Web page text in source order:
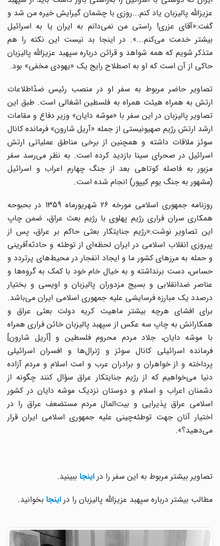
عزیز‌الله پالیزبان یاد کنم...روزی با چشمان گیرایش خیره من شد و
گفت:«آقای عزری! راستی من نمی‌دانم به ایران یا به اسرائیل
بیشتر خدمت می‌کنم...». در اینجا بد نیست این نکته را هم
متذکر شویم که همه شواهد و قرائن درباره سپهبد عزیزالله پالیزبان
حاکی از آن است که او به اصطلاح رایج یک «یهودی مخفی» بود.
تصاویر حاضر مربوط به سفر او در منصب رئیس ضدّاطلاعات
ارتش به همراه هیئت همراه به فلسطین اشغالی است. طبق این
تصاویر پالیزبان در این سفر با «موشه دایان» وزیر دفاع و مقامات
ارشد ارتش رژیم صهیونیستی از جمله «آریل شارون» فرمانده کانال
سوئز ملاقات داشته و همچنین از برخی مناطق عملیاتی ارتش
اسرائیل در صحرای سینا بازدید کرده است. به نظر می‌رسد سفر
مزبور به فاصله کوتاهی بعد از جنگ چهارم اعراب و اسرائیل
(مشهور به جنگ یوم کیپور) انجام شده است.
روزنامه جمهوری اسلامی مورخه 26 شهریورماه 1359 در بحبوحه
همکاری سران فراری رژیم پهلوی با رژیم بعث عراق، ضمن چاپ
این تصاویر نوشت:«رژیم جنایتکار بعثی حاکم بر عراق، پس از
پیروزی انقلاب اسلامی در ایران لحظه‌ای از توطئه و حادثه‌آفرینی
و حمله به مرزهای کشور ما و ایجاد انفجار در محیط‌های پرتردد و
حساس، دست برنداشته و به خیال خام خود با کمک به گروه‌ها و
عناصر ضدانقلابی و بسیج مزدوران پالیزبان و اویسی و بختیار
درصدد یک مبارزه فرسایشی علیه جمهوری اسلامی ایران می‌باشد.
برای افشای هرچه بیشتر ماهیت کریه دولت بعثی عراق و
همکارانش به چاپ سه عکس از سپهبد پالیزبان خائن فراری همراه
با موشه دایان، جلاد مردم محروم فلسطین و [آریل شارون]
فرمانده اسرائیلی کانال سوئز و ژنرال‌ها و افسران اسرائیلی
پرداخته و از خواهران و برادران عرب و امت اسلام و مردم آزاده
دنیا می‌خواهیم که از رژیم جنایتکار عراق سؤال کنند چگونه از
دشمنان اعراب و اسلام و دوستان نزدیک موشه دایان در کشور
اسلامی عراق پذیرایی و بیت‌المال مردم مستضعف عراق را در
اختیار آنان جهت توطئه‌چینی علیه جمهوری اسلامی ایران قرار
می‌دهید؟».
تصاویر بیشتر مربوط به این سفر را دراینجا ببینید.
مطالب بیشتر درباره سپهبد عزیزالله پالیزبان را دراینجابخوانید.